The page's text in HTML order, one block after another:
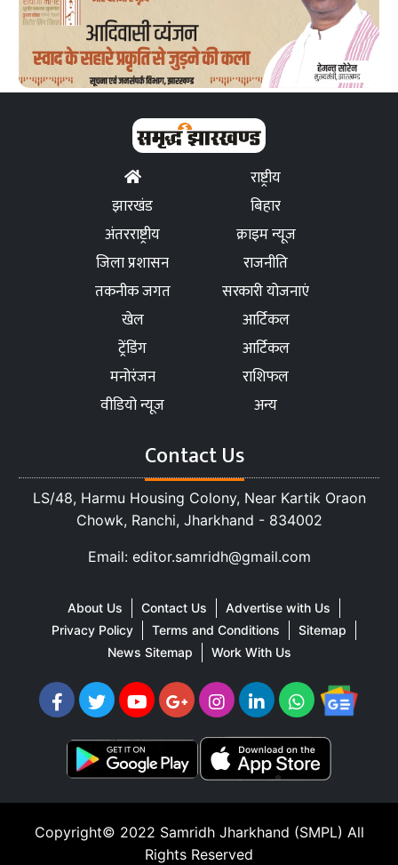
राष्ट्रीय
झारखंड
बिहार
अंतरराष्ट्रीय
क्राइम न्यूज
जिला प्रशासन
राजनीति
तकनीक जगत
सरकारी योजनाएं
खेल
आर्टिकल
ट्रेंडिंग
आर्टिकल
मनोरंजन
राशिफल
वीडियो न्यूज
अन्य
Contact Us
LS/48, Harmu Housing Colony, Near Kartik Oraon
Chowk, Ranchi, Jharkhand - 834002
Email: editor.samridh@gmail.com
About Us Contact Us
Advertise with Us
Privacy Policy
Terms and Conditions
Sitemap
News Sitemap
Work With Us
Copyright© 2022 Samridh Jharkhand (SMPL) All
Rights Reserved